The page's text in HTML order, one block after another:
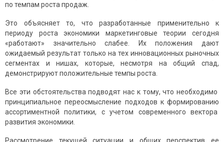
по темпам роста продаж.
Это объясняет то, что разработанные применительно к
периоду роста экономики маркетинговые теории сегодня
«работают» значительно слабее. Их положения дают
ожидаемый результат только на тех инновационных рыночных
сегментах и нишах, которые, несмотря на общий спад,
демонстрируют положительные темпы роста.
Все эти обстоятельства подводят нас к тому, что необходимо
принципиальное переосмысление подходов к формированию
ассортиментной политики, с учетом современного вектора
развития экономики.